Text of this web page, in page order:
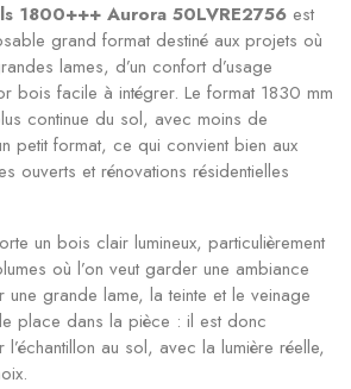
1800+++ Aurora 50LVRE2756 est
grand format destiné aux projets où
lames, d’un confort d’usage
bois facile à intégrer. Le format 1830 mm
continue du sol, avec moins de
petit format, ce qui convient bien aux
ouverts et rénovations résidentielles
un bois clair lumineux, particulièrement
où l’on veut garder une ambiance
une grande lame, la teinte et le veinage
place dans la pièce : il est donc
au sol, avec la lumière réelle,